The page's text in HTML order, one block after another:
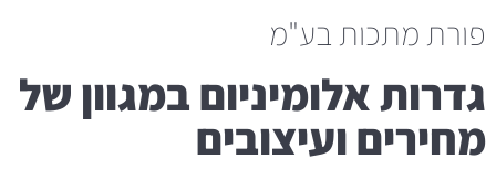
פורת מתכות בע"מ
גדרות אלומיניום במגוון של
מחירים ועיצובים